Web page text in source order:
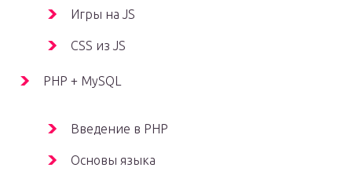
Игры на JS
CSS из JS
PHP + MySQL
Введение в PHP
Основы языка